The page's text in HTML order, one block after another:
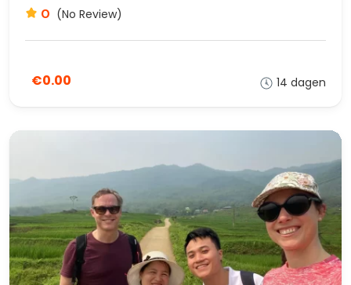
0 (No Review)
€0.00 14 dagen